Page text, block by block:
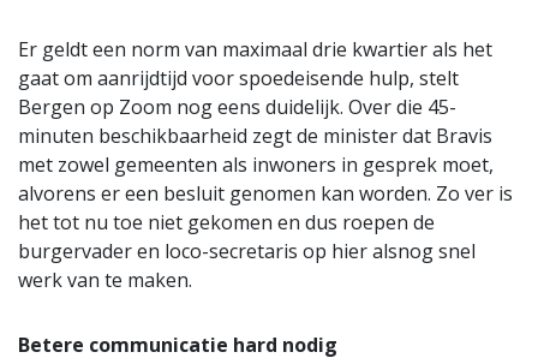
Er geldt een norm van maximaal drie kwartier als het
gaat om aanrijdtijd voor spoedeisende hulp, stelt
Bergen op Zoom nog eens duidelijk. Over die 45-
minuten beschikbaarheid zegt de minister dat Bravis
met zowel gemeenten als inwoners in gesprek moet,
alvorens er een besluit genomen kan worden. Zo ver is
het tot nu toe niet gekomen en dus roepen de
burgervader en loco-secretaris op hier alsnog snel
werk van te maken.
Betere communicatie hard nodig